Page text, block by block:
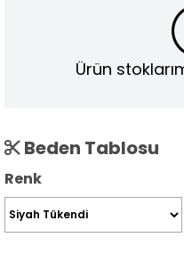
Ürün
Beden Tablosu
Renk